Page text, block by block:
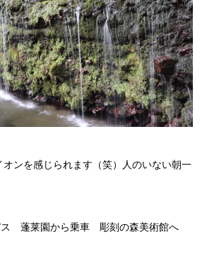
ンを感じられます（笑）人のいない朝一
蓬莱園から乗車 彫刻の森美術館へ